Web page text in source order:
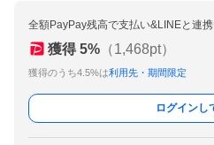
全額PayPay残高で支払い&LINEと連
獲得 5% （1,468pt）
獲得のうち4.5%は利用先・期間限定
ログインし